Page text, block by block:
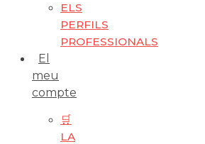
ELS
PERFILS
PROFESSIONALS
El
meu
compte
🛒
LA